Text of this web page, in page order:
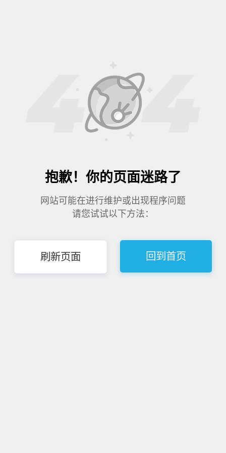
抱歉！你的页面迷路了
网站可能在进行维护或出现程序问题
请您试试以下方法：
刷新页面 回到首页